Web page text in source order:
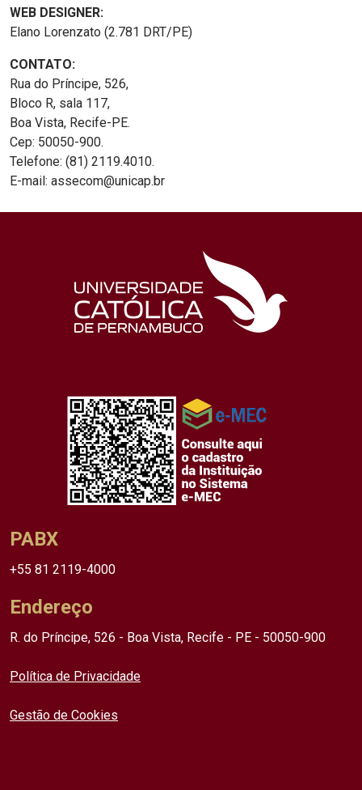
WEB DESIGNER:
Elano Lorenzato (2.781 DRT/PE)
CONTATO:
Rua do Príncipe, 526,
Bloco R, sala 117,
Boa Vista, Recife-PE.
Cep: 50050-900.
Telefone: (81) 2119.4010.
E-mail: assecom@unicap.br
PABX
+55 81 2119-4000
Endereço
R. do Príncipe, 526 - Boa Vista, Recife - PE - 50050-900
Política de Privacidade
Gestão de Cookies